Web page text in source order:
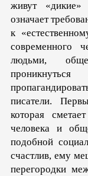
живут
означает
к
современного
людьми,
проникнуться
писатели.
которая
человека и
подобной
счастлив, ему
перегородки